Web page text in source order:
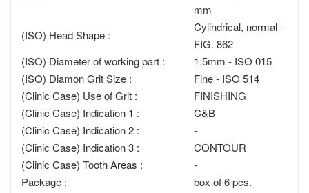
mm
(ISO) Head Shape :
Cylindrical, normal -
FIG. 862
(ISO) Diameter of working part :
1.5mm - ISO 015
(ISO) Diamon Grit Size :
Fine - ISO 514
(Clinic Case) Use of Grit :
FINISHING
(Clinic Case) Indication 1 :
C&B
(Clinic Case) Indication 2 :
-
(Clinic Case) Indication 3 :
CONTOUR
(Clinic Case) Tooth Areas :
-
Package :
box of 6 pcs.